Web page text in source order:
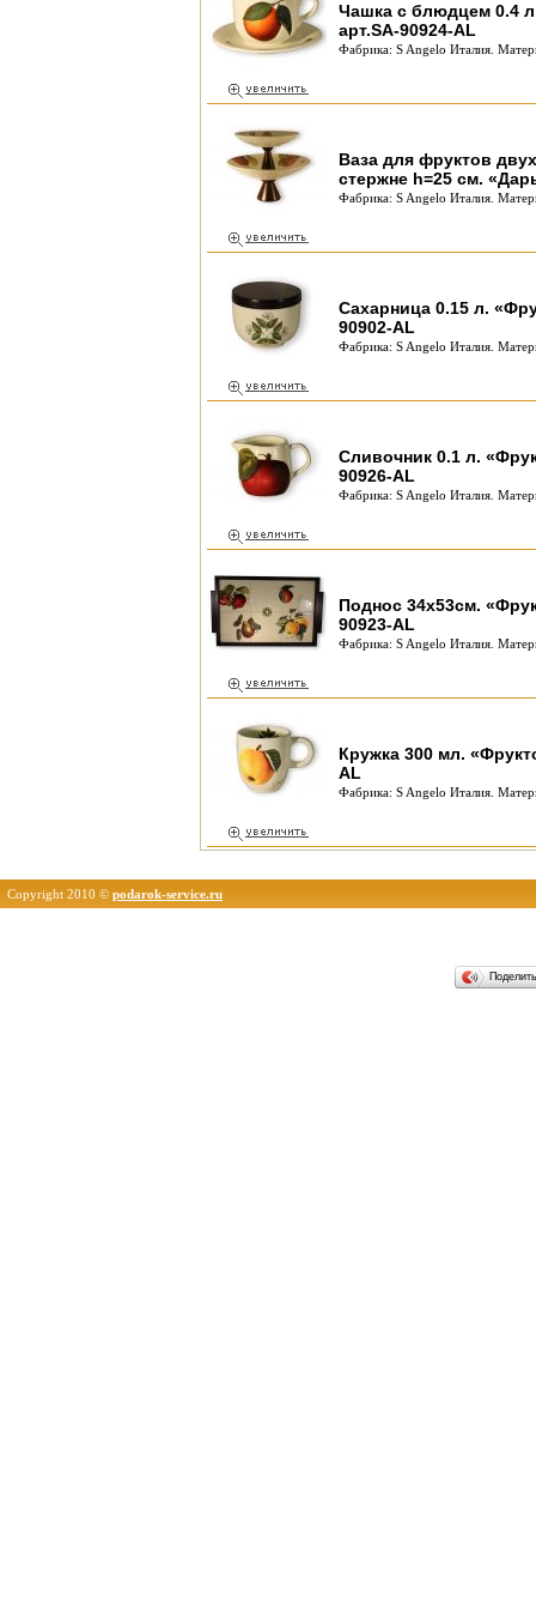
Чашка с блюдцем 0.4
арт.SA-90924-AL
Фабрика: S Angelo Италия.
Ваза для фруктов
стержне h=25 см.
Фабрика: S Angelo Италия.
Сахарница 0.15 л.
90902-AL
Фабрика: S Angelo Италия.
Сливочник 0.1 л.
90926-AL
Фабрика: S Angelo Италия.
Поднос 34х53см.
90923-AL
Фабрика: S Angelo Италия.
Кружка 300 мл.
AL
Фабрика: S Angelo Италия.
Copyright 2010 © podarok-service.ru